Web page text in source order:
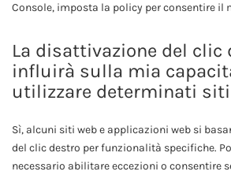
Console, imposta la policy per consentire il
La disattivazione del clic
influirà sulla mia
utilizzare determinati siti
Sì, alcuni siti web e applicazioni web si
del clic destro per funzionalità specifiche.
necessario abilitare eccezioni o consentire